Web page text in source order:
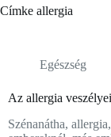
Címke allergia
Egészség
Az allergia veszélyei
Szénanátha,